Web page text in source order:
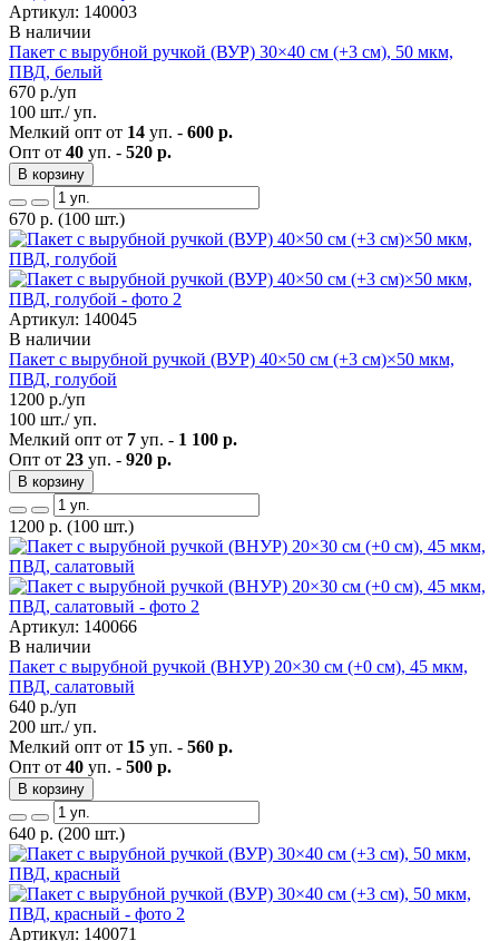
Артикул: 140003
В наличии
Пакет с вырубной ручкой (ВУР) 30×40 см (+3 см), 50 мкм,
ПВД, белый
670 р./уп
100 шт./ уп.
Мелкий опт от 14 уп. - 600 р.
Опт от 40 уп. - 520 р.
В корзину
670 р. (100 шт.)
Артикул: 140045
В наличии
Пакет с вырубной ручкой (ВУР) 40×50 см (+3 см)×50 мкм,
ПВД, голубой
1200 р./уп
100 шт./ уп.
Мелкий опт от 7 уп. - 1 100 р.
Опт от 23 уп. - 920 р.
В корзину
1200 р. (100 шт.)
Артикул: 140066
В наличии
Пакет с вырубной ручкой (ВНУР) 20×30 см (+0 см), 45 мкм,
ПВД, салатовый
640 р./уп
200 шт./ уп.
Мелкий опт от 15 уп. - 560 р.
Опт от 40 уп. - 500 р.
В корзину
640 р. (200 шт.)
Артикул: 140071